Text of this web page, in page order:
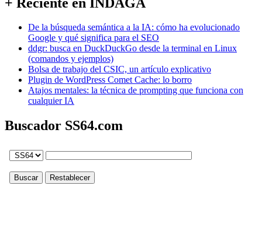
De la búsqueda semántica a la IA: cómo ha evolucionado
Google y qué significa para el SEO
ddgr: busca en DuckDuckGo desde la terminal en Linux
(comandos y ejemplos)
Bolsa de trabajo del CSIC, un artículo explicativo
Plugin de WordPress Comet Cache: lo borro
Atajos mentales: la técnica de prompting que funciona con
cualquier IA
Buscador SS64.com